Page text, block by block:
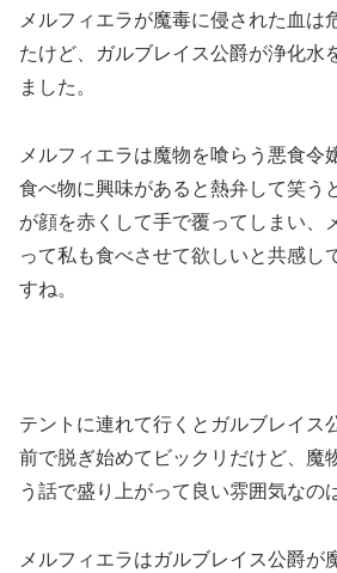
メルフィエラが魔毒に侵された血は
たけど、ガルブレイス公爵が浄化水
ました。
メルフィエラは魔物を喰らう悪食令
食べ物に興味があると熱弁して笑う
が顔を赤くして手で覆ってしまい、
って私も食べさせて欲しいと共感し
すね。
テントに連れて行くとガルブレイス
前で脱ぎ始めてビックリだけど、魔
う話で盛り上がって良い雰囲気なの
メルフィエラはガルブレイス公爵が